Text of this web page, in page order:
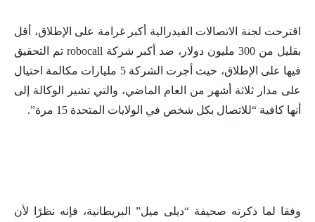
اقترحت لجنة الاتصالات الفيدرالية أكبر غرامة على الإطلاق، أقل
بقليل من 300 مليون دولار، ضد أكبر شركة robocall تم التحقيق
فيها على الإطلاق، حيث أجرت الشركة 5 مليارات مكالمة احتيال
على مدار ثلاثة أشهر من العام الماضي، والتي تشير الوكالة إلى
أنها كافية “للاتصال بكل شخص في الولايات المتحدة 15 مرة”.
وفقا لما ذكرته صحيفة “ديلى ميل” البريطانية، فإنه نظرًا لأن